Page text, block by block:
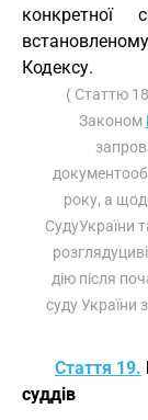
конкретної
Кодексу.
( Статтю
Законом
року, а
СудуУкраїни
дію після
суду України
Стаття 19.
суддів